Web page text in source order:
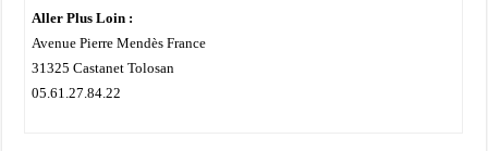
Aller Plus Loin :
Avenue Pierre Mendès France
31325 Castanet Tolosan
05.61.27.84.22